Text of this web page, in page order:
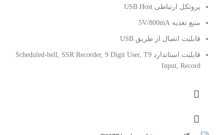
پروتکل ارتباطی USB Host
منبع تغذیه 5V/800mA
قابلیت اتصال از طریق USB
قابلیت استاندارد Scheduled-bell, SSR Recorder, 9 Digit User, T9
Input, Record